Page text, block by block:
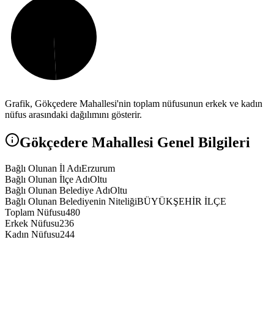
Grafik, Gökçedere Mahallesi'nin toplam nüfusunun erkek ve kadın
nüfus arasındaki dağılımını gösterir.
Gökçedere Mahallesi Genel Bilgileri
Bağlı Olunan İl AdıErzurum
Bağlı Olunan İlçe AdıOltu
Bağlı Olunan Belediye AdıOltu
Bağlı Olunan Belediyenin NiteliğiBÜYÜKŞEHİR İLÇE
Toplam Nüfusu480
Erkek Nüfusu236
Kadın Nüfusu244